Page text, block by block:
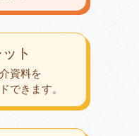
ト
資料を
できます。